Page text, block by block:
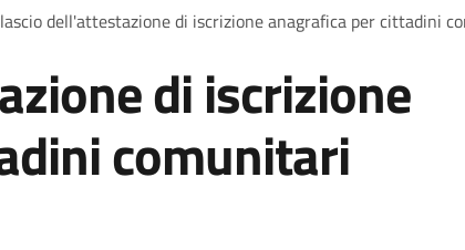
dell'attestazione di iscrizione anagrafica per cittadini
di iscrizione
comunitari